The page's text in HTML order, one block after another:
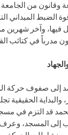
الضبط الميداني
فيها، وآخر شهرين
إلى صفوف حركة
الحقيقية
قد التزم في
إلى المسجد،